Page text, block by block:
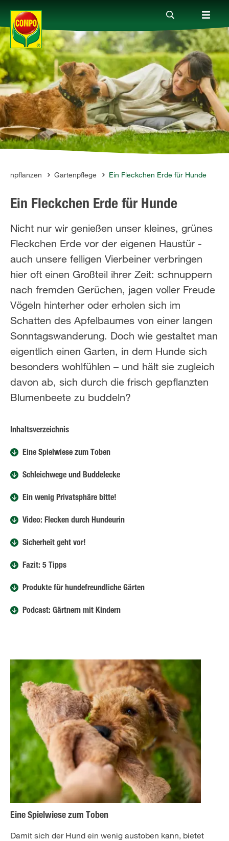
Produkte
Ratgeber
Themenwelten
Service
Unternehmen
Gartenpflege Ein Fleckchen Erde für Hunde
Ein Fleckchen Erde für Hunde
Nicht nur wir genießen unser kleines, grünes
Fleckchen Erde vor der eigenen Haustür -
auch unsere felligen Vierbeiner verbringen
hier oft einen Großteil ihrer Zeit: schnuppern
nach fremden Gerüchen, jagen voller Freude
Vögeln hinterher oder erholen sich im
Schatten des Apfelbaumes von einer langen
Sonntagswanderung. Doch wie gestaltet man
eigentlich einen Garten, in dem Hunde sich
besonders wohlfühlen – und hält sie zugleich
davon ab, sich durch die frisch gepflanzten
Blumenbeete zu buddeln?
Inhaltsverzeichnis
Eine Spielwiese zum Toben
Schleichwege und Buddelecke
Ein wenig Privatsphäre bitte!
Video: Flecken durch Hundeurin
Sicherheit geht vor!
Fazit: 5 Tipps
Produkte für hundefreundliche Gärten
Podcast: Gärtnern mit Kindern
Eine Spielwiese zum Toben
Damit sich der Hund ein wenig austoben kann, bietet